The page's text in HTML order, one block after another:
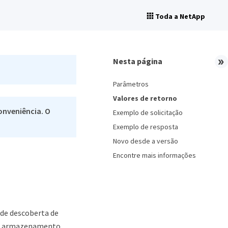
Toda a NetApp
O
descoberta de
armazenamento
Nesta página
Parâmetros
Valores de retorno
Exemplo de solicitação
Exemplo de resposta
Novo desde a versão
Encontre mais informações